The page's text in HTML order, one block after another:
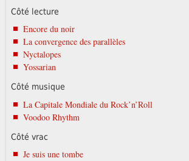
Côté lecture
Encore du noir
La convergence des parallèles
Nyctalopes
Yossarian
Côté musique
La Capitale Mondiale du Rock’n’Roll
Voodoo Rhythm
Côté vrac
Je suis une tombe